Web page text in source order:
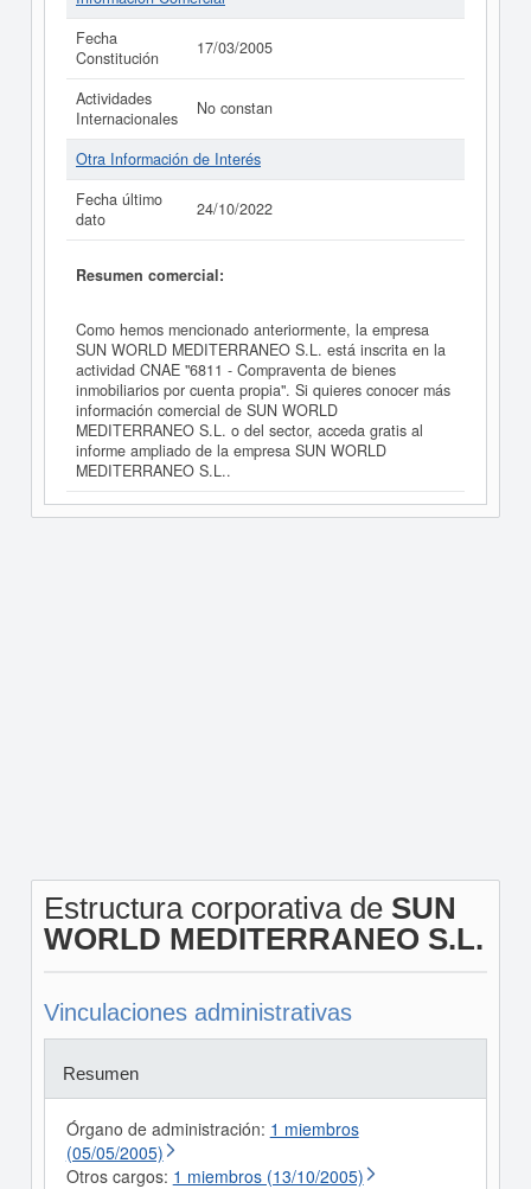
Fecha
Constitución
17/03/2005
Actividades
Internacionales
No constan
Otra Información de Interés
Fecha último
dato
24/10/2022
Resumen comercial:
Como hemos mencionado anteriormente, la empresa
SUN WORLD MEDITERRANEO S.L. está inscrita en la
actividad CNAE "6811 - Compraventa de bienes
inmobiliarios por cuenta propia". Si quieres conocer más
información comercial de SUN WORLD
MEDITERRANEO S.L. o del sector, acceda gratis al
informe ampliado de la empresa SUN WORLD
MEDITERRANEO S.L..
Estructura corporativa de SUN
WORLD MEDITERRANEO S.L.
Vinculaciones administrativas
Resumen
Órgano de administración: 1 miembros
(05/05/2005)
Otros cargos: 1 miembros (13/10/2005)